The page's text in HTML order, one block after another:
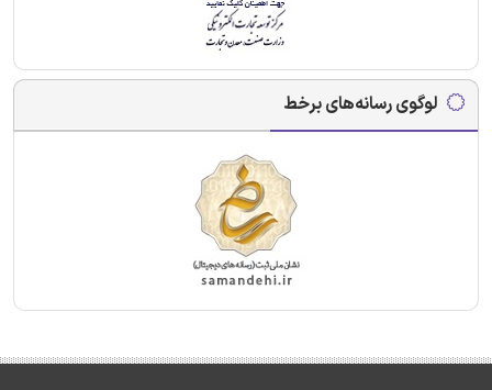
لوگوی رسانه‌های برخط